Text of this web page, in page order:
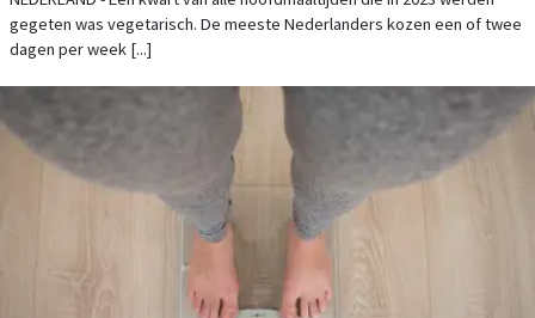
gegeten was vegetarisch. De meeste Nederlanders kozen een of twee
dagen per week [...]